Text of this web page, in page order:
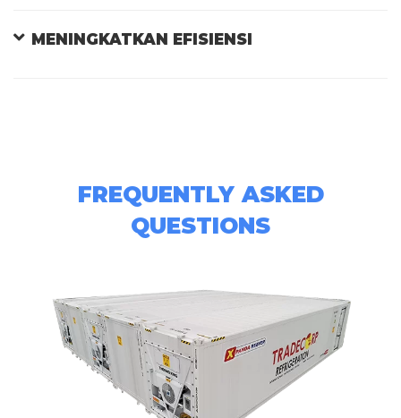
MENINGKATKAN EFISIENSI
FREQUENTLY ASKED
QUESTIONS